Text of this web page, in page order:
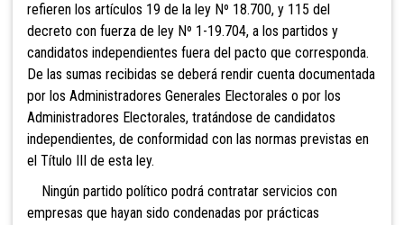
refieren los artículos 19 de la ley Nº 18.700, y 115 del
decreto con fuerza de ley Nº 1-19.704, a los partidos y
candidatos independientes fuera del pacto que corresponda.
De las sumas recibidas se deberá rendir cuenta documentada
por los Administradores Generales Electorales o por los
Administradores Electorales, tratándose de candidatos
independientes, de conformidad con las normas previstas en
el Título III de esta ley.
Ningún partido político podrá contratar servicios con
empresas que hayan sido condenadas por prácticas